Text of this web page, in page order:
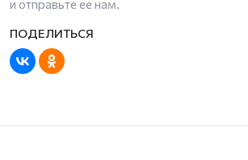
и отправьте ее нам.